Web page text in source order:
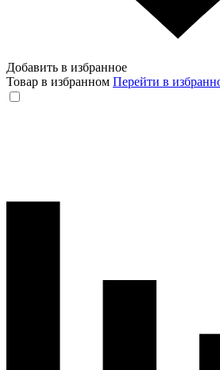
Добавить в избранное
Товар в избранном Перейти в